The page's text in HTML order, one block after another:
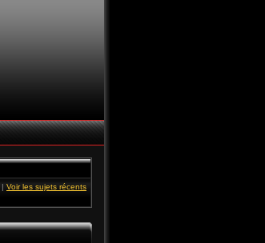
| Voir les sujets récents